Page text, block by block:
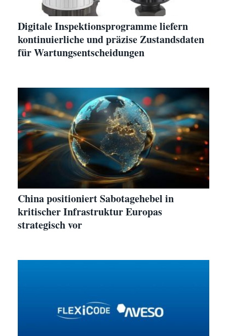
Digitale Inspektionsprogramme liefern
kontinuierliche und präzise Zustandsdaten
für Wartungsentscheidungen
China positioniert Sabotagehebel in
kritischer Infrastruktur Europas
strategisch vor